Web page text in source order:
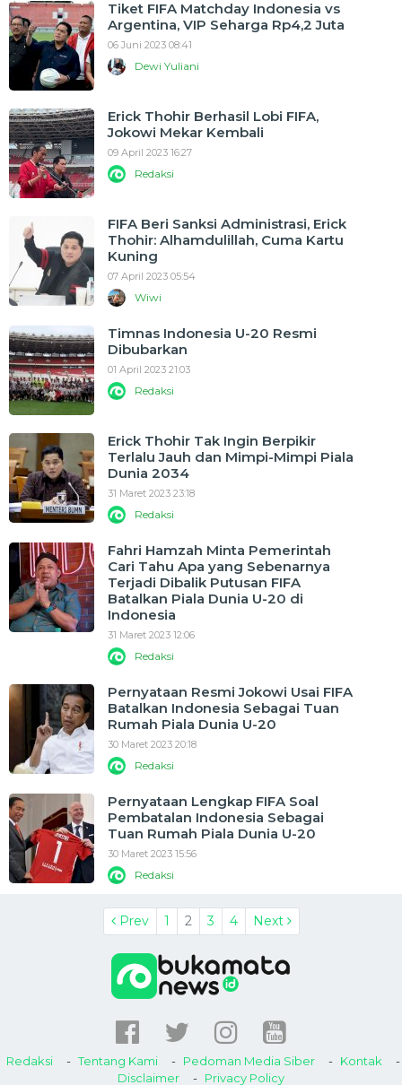
Tiket FIFA Matchday Indonesia vs
Argentina, VIP Seharga Rp4,2 Juta
06 Juni 2023 08:41
Dewi Yuliani
Erick Thohir Berhasil Lobi FIFA,
Jokowi Mekar Kembali
09 April 2023 16:27
Redaksi
FIFA Beri Sanksi Administrasi, Erick
Thohir: Alhamdulillah, Cuma Kartu
Kuning
07 April 2023 05:54
Wiwi
Timnas Indonesia U-20 Resmi
Dibubarkan
01 April 2023 21:03
Redaksi
Erick Thohir Tak Ingin Berpikir
Terlalu Jauh dan Mimpi-Mimpi Piala
Dunia 2034
31 Maret 2023 23:18
Redaksi
Fahri Hamzah Minta Pemerintah
Cari Tahu Apa yang Sebenarnya
Terjadi Dibalik Putusan FIFA
Batalkan Piala Dunia U-20 di
Indonesia
31 Maret 2023 12:06
Redaksi
Pernyataan Resmi Jokowi Usai FIFA
Batalkan Indonesia Sebagai Tuan
Rumah Piala Dunia U-20
30 Maret 2023 20:18
Redaksi
Pernyataan Lengkap FIFA Soal
Pembatalan Indonesia Sebagai
Tuan Rumah Piala Dunia U-20
30 Maret 2023 15:56
Redaksi
Prev 1 2 3 4 Next
Redaksi Tentang Kami Pedoman Media Siber
Kontak
Disclaimer
Privacy Policy